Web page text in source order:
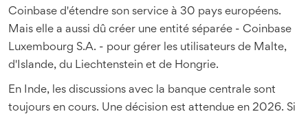
Coinbase d'étendre son service à 30 pays européens.
Mais elle a aussi dû créer une entité séparée - Coinbase
Luxembourg S.A. - pour gérer les utilisateurs de Malte,
d'Islande, du Liechtenstein et de Hongrie.
En Inde, les discussions avec la banque centrale sont
toujours en cours. Une décision est attendue en 2026. Si